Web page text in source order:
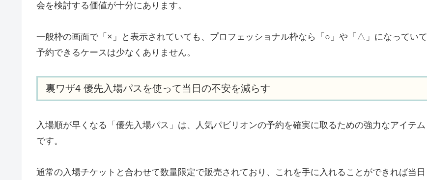
会を検討する価値が十分にあります。
一般枠の画面で「×」と表示されていても、プロフェッショナル枠なら「○」や「△」になっていて
予約できるケースは少なくありません。
裏ワザ4 優先入場パスを使って当日の不安を減らす
入場順が早くなる「優先入場パス」は、人気パビリオンの予約を確実に取るための強力なアイテム
です。
通常の入場チケットと合わせて数量限定で販売されており、これを手に入れることができれば当日